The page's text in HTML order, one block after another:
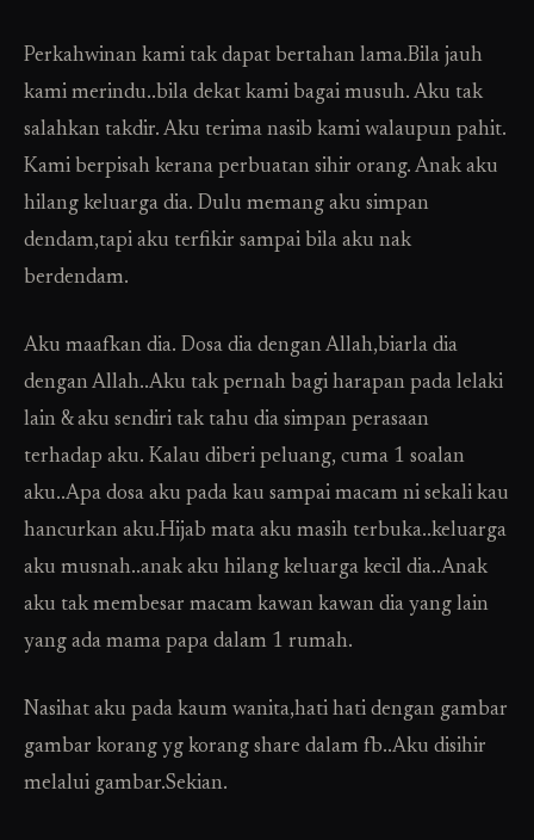
Perkahwinan kami tak dapat bertahan lama.Bila jauh
kami merindu..bila dekat kami bagai musuh. Aku tak
salahkan takdir. Aku terima nasib kami walaupun pahit.
Kami berpisah kerana perbuatan sihir orang. Anak aku
hilang keluarga dia. Dulu memang aku simpan
dendam,tapi aku terfikir sampai bila aku nak
berdendam.
Aku maafkan dia. Dosa dia dengan Allah,biarla dia
dengan Allah..Aku tak pernah bagi harapan pada lelaki
lain & aku sendiri tak tahu dia simpan perasaan
terhadap aku. Kalau diberi peluang, cuma 1 soalan
aku..Apa dosa aku pada kau sampai macam ni sekali kau
hancurkan aku.Hijab mata aku masih terbuka..keluarga
aku musnah..anak aku hilang keluarga kecil dia..Anak
aku tak membesar macam kawan kawan dia yang lain
yang ada mama papa dalam 1 rumah.
Nasihat aku pada kaum wanita,hati hati dengan gambar
gambar korang yg korang share dalam fb..Aku disihir
melalui gambar.Sekian.